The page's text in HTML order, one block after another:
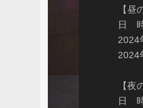
【昼
日
2024
2024
【夜
日